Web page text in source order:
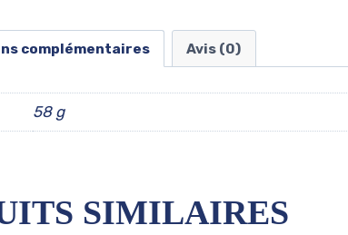
complémentaires Avis (0)
58 g
SIMILAIRES